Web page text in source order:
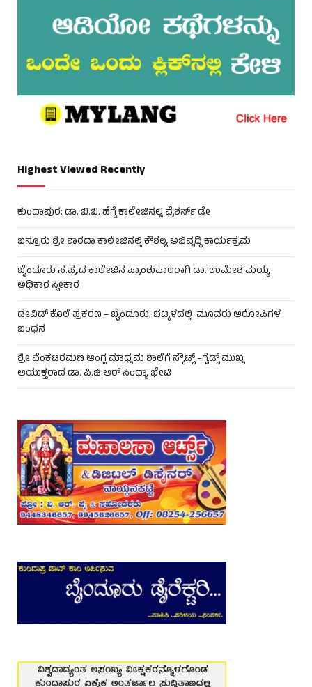
Highest Viewed Recently
ಕುಂದಾಪುರ: ಡಾ. ಬಿ.ಬಿ. ಹೆಗ್ಡೆ ಕಾಲೇಜಿನಲ್ಲಿ ಫ್ರೆಶರ್ಸ್ ಡೇ
ಬಸ್ರೂರು ಶ್ರೀ ಶಾರದಾ ಕಾಲೇಜಿನಲ್ಲಿ ಕೌಶಲ್ಯ ಅಭಿವೃದ್ಧಿ ಕಾರ್ಯಕ್ರಮ
ಬೈಂದೂರು ಸ.ಪ್ರ.ದ ಕಾಲೇಜಿನ ಪ್ರಾಂಶುಪಾಲರಾಗಿ ಡಾ. ಉಮೇಶ ಮಯ್ಯ
ಅಧಿಕಾರ ಸ್ವೀಕಾರ
ಡೇವಿಡ್ ಕೊಲೆ ಪ್ರಕರಣ – ಬೈಂದೂರು, ಭಟ್ಕಳದಲ್ಲಿ ಮೂವರು ಆರೋಪಿಗಳ
ಬಂಧನ
ಶ್ರೀ ವೆಂಕಟರಮಣ ಆಂಗ್ಲ ಮಾಧ್ಯಮ ಶಾಲೆಗೆ ಸ್ಕೌಟ್ಸ್ –ಗೈಡ್ಸ್ ಮುಖ್ಯ
ಆಯುಕ್ತರಾದ ಡಾ. ಪಿ.ಜಿ.ಆರ್ ಸಿಂಧ್ಯಾ ಭೇಟಿ